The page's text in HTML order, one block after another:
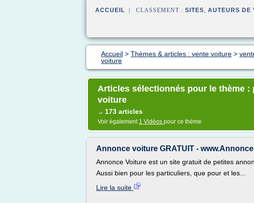
ACCUEIL | CLASSEMENT : SITES, AUTEURS DE
Accueil > Thèmes & articles : vente voiture >
voiture
Articles sélectionnés pour le thème :
voiture
→ 173 articles
Voir également 1 Vidéos pour ce thème
Annonce voiture GRATUIT -
Annonce Voiture est un site gratuit de petites
Aussi bien pour les particuliers, que pour et les...
Lire la suite